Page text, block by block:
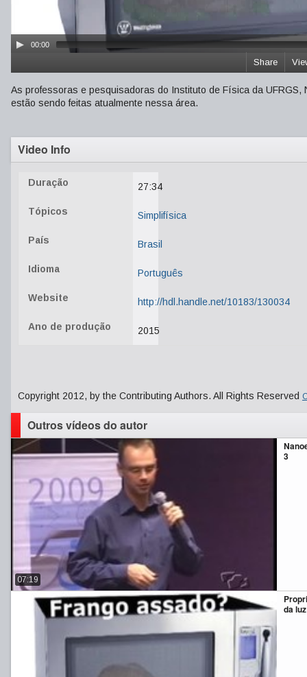
00:00
Share
As professoras e pesquisadoras do Instituto de Física da
estão sendo feitas atualmente nessa área.
Video Info
Duração 27:34
Tópicos Simplifísica
País Brasil
Idioma Português
Website http://hdl.handle.net/10183/130034
Ano de produção 2015
Copyright 2012, by the Contributing Authors. All Rights Reserved
Outros vídeos do autor
3
07:19
da luz